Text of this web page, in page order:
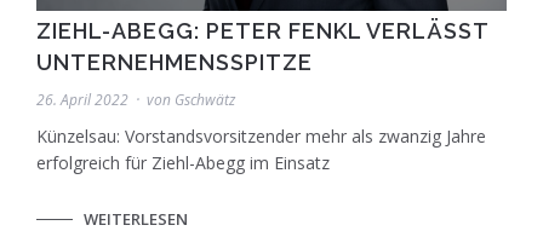
ZIEHL-ABEGG: PETER FENKL VERLÄSST
UNTERNEHMENSSPITZE
26. April 2022 von Gschwätz
Künzelsau: Vorstandsvorsitzender mehr als zwanzig Jahre
erfolgreich für Ziehl-Abegg im Einsatz
WEITERLESEN